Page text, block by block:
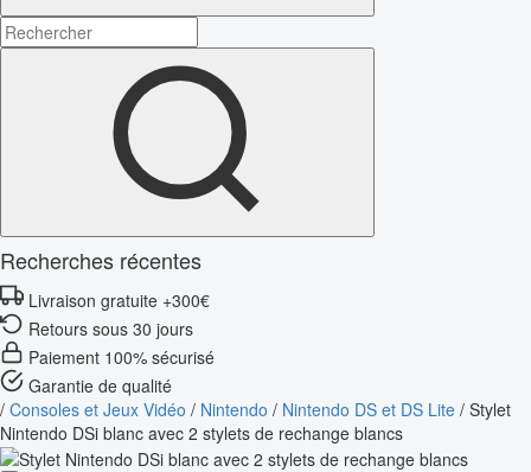
Recherches récentes
Livraison gratuite +300€
Retours sous 30 jours
Paiement 100% sécurisé
Garantie de qualité
/ Consoles et Jeux Vidéo / Nintendo / Nintendo DS et DS Lite / Stylet
Nintendo DSi blanc avec 2 stylets de rechange blancs